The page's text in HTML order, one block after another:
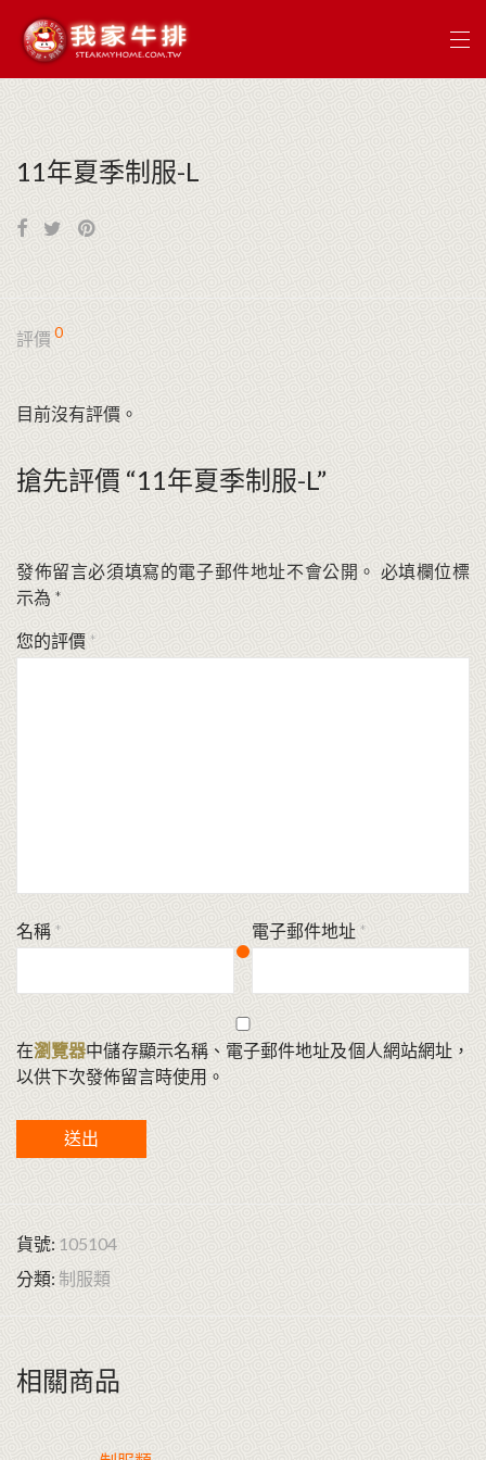
11年夏季制服-L
評價 0
目前沒有評價。
搶先評價 “11年夏季制服-L”
發佈留言必須填寫的電子郵件地址不會公開。 必填欄位標
示為 *
您的評價 *
名稱 * 電子郵件地址 *
在瀏覽器中儲存顯示名稱、電子郵件地址及個人網站網址，
以供下次發佈留言時使用。
貨號: 105104
分類: 制服類
相關商品